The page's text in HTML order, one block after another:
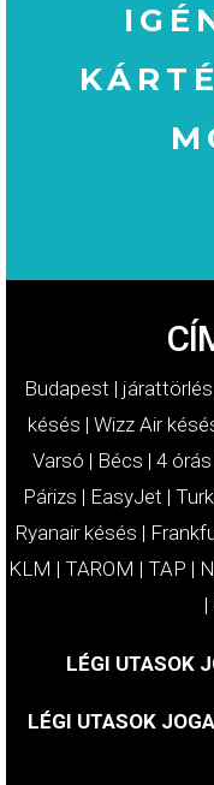
Budapest | járattörlés
késés | Wizz Air
Varsó | Bécs | 4
Párizs | EasyJet |
Ryanair késés |
KLM | TAROM | TAP |
|
LÉGI UTASOK
LÉGI UTASOK